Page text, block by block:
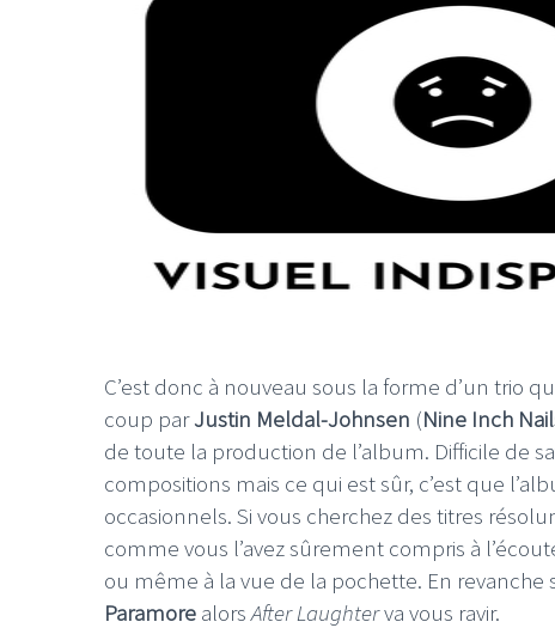
C’est donc à nouveau sous la forme d’un trio
coup parJustin Meldal-Johnsen (Nine Inch
de toute la production de l’album. Difficile de
compositions mais ce qui est sûr, c’est que
occasionnels. Si vous cherchez des titres
comme vous l’avez sûrement compris à
ou même à la vue de la pochette. En
Paramore alorsAfter Laughterva vous ravir.